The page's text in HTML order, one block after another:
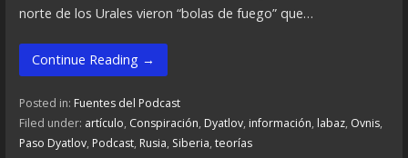
norte de los Urales vieron “bolas de fuego” que…
Continue Reading →
Posted in: Fuentes del Podcast
Filed under: artículo, Conspiración, Dyatlov, información, labaz, Ovnis,
Paso Dyatlov, Podcast, Rusia, Siberia, teorías